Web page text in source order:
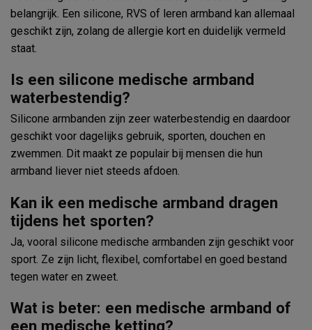
belangrijk. Een silicone, RVS of leren armband kan allemaal
geschikt zijn, zolang de allergie kort en duidelijk vermeld
staat.
Is een silicone medische armband
waterbestendig?
Silicone armbanden zijn zeer waterbestendig en daardoor
geschikt voor dagelijks gebruik, sporten, douchen en
zwemmen. Dit maakt ze populair bij mensen die hun
armband liever niet steeds afdoen.
Kan ik een medische armband dragen
tijdens het sporten?
Ja, vooral silicone medische armbanden zijn geschikt voor
sport. Ze zijn licht, flexibel, comfortabel en goed bestand
tegen water en zweet.
Wat is beter: een medische armband of
een medische ketting?